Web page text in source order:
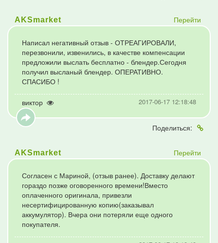
AKSmarket Перейти
Написал негативный отзыв - ОТРЕАГИРОВАЛИ,
перезвонили, извенились, в качестве компенсации
предложили выслать бесплатно - блендер.Сегодня
получил высланый блендер. ОПЕРАТИВНО.
СПАСИБО !
виктор 2017-06-17 12:18:48
Поделиться:
AKSmarket Перейти
Согласен с Мариной, (отзыв ранее). Доставку делают
гораздо позже оговоренного времени!Вместо
оплаченного оригинала, привезли
несертифицированную копию(заказывал
аккумулятор). Вчера они потеряли еще одного
покупателя.